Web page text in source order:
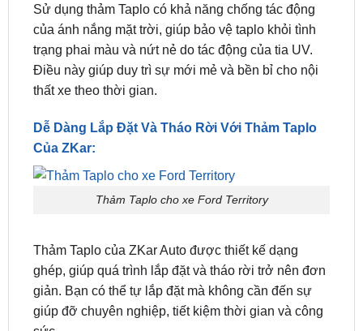
trạng phai màu và nứt nẻ do tác động của tia UV.
Điều này giúp duy trì sự mới mẻ và bền bỉ cho nội
thất xe theo thời gian.
Dễ Dàng Lắp Đặt Và Tháo Rời Với Thảm Taplo
Thảm Taplo của ZKar Auto được thiết kế dạng
giản. Bạn có thể tự lắp đặt mà không cần đến sự
giúp đỡ chuyên nghiệp, tiết kiệm thời gian và công
sức.
Thiết Kế Đặc Biệt Cho Ford Territory: